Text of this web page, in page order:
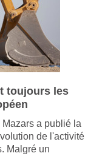
toujours les
a publié la
de l'activité
Malgré un